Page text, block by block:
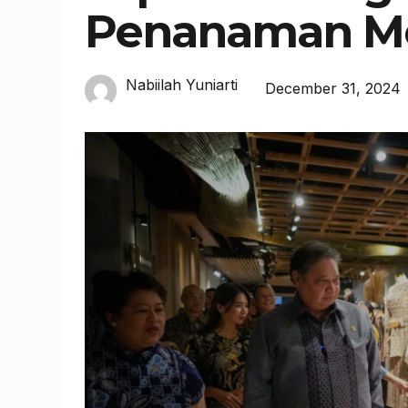
Penanaman
Nabiilah Yuniarti December 31, 2024